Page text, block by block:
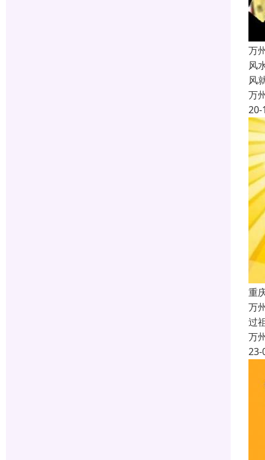
万
风
风
万
20-
重
万
过
万
23-